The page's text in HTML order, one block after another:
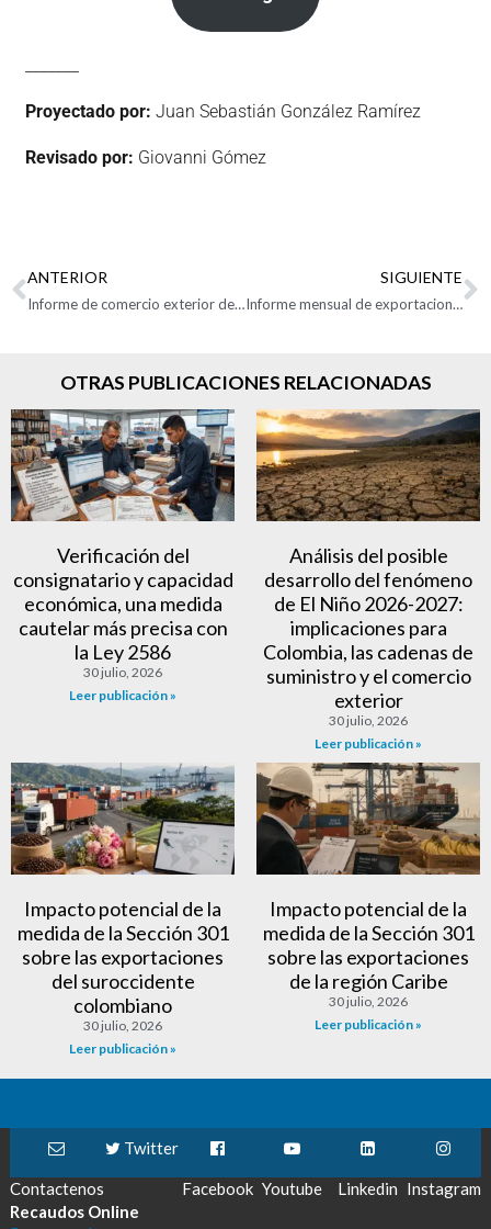
Proyectado por: Juan Sebastián González Ramírez
Revisado por: Giovanni Gómez
ANTERIOR
Informe de comercio exterior de Zonas Francas Julio 2023
SIGUIENTE
Informe mensual de exportaciones colombianas: Julio de 2023
OTRAS PUBLICACIONES RELACIONADAS
Verificación del
consignatario y capacidad
económica, una medida
cautelar más precisa con
la Ley 2586
30 julio, 2026
Leer publicación »
Análisis del posible
desarrollo del fenómeno
de El Niño 2026-2027:
implicaciones para
Colombia, las cadenas de
suministro y el comercio
exterior
30 julio, 2026
Leer publicación »
Impacto potencial de la
medida de la Sección 301
sobre las exportaciones
del suroccidente
colombiano
30 julio, 2026
Leer publicación »
Impacto potencial de la
medida de la Sección 301
sobre las exportaciones
de la región Caribe
30 julio, 2026
Leer publicación »
Contactenos
Twitter
Facebook Youtube Linkedin Instagram
Recaudos Online